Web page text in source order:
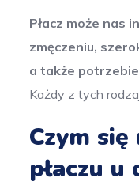
Płacz może nas
zmęczeniu,
a także
Każdy z tych
Czym
płaczu u